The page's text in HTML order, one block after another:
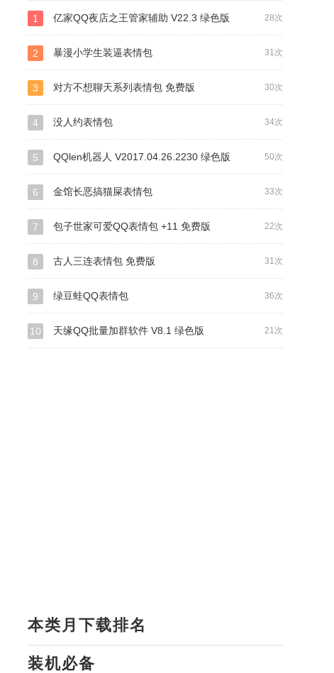
28次
1 亿家QQ夜店之王管家辅助 V22.3 绿色版
31次
2 暴漫小学生装逼表情包
30次
3 对方不想聊天系列表情包 免费版
34次
4 没人约表情包
50次
5 QQlen机器人 V2017.04.26.2230 绿色版
33次
6 金馆长恶搞猫屎表情包
22次
7 包子世家可爱QQ表情包 +11 免费版
31次
8 古人三连表情包 免费版
36次
9 绿豆蛙QQ表情包
21次
10 天缘QQ批量加群软件 V8.1 绿色版
本类月下载排名
装机必备